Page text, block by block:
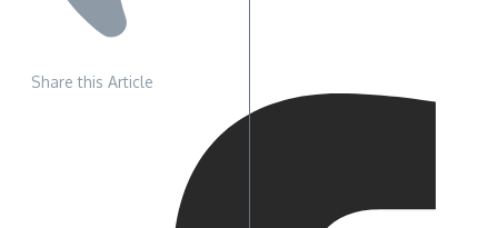
Share this Article